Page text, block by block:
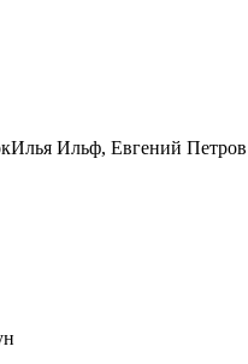
Илья Ильф, Евгений Петров